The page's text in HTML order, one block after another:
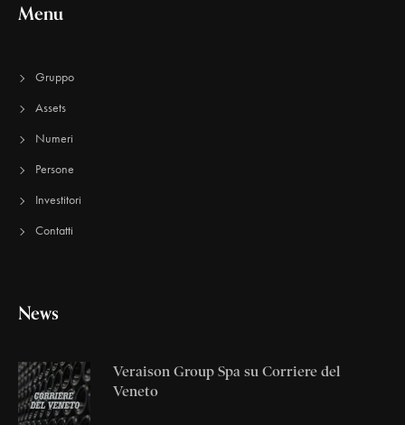
Menu
Gruppo
Assets
Numeri
Persone
Investitori
Contatti
News
Veraison Group Spa su Corriere del
Veneto